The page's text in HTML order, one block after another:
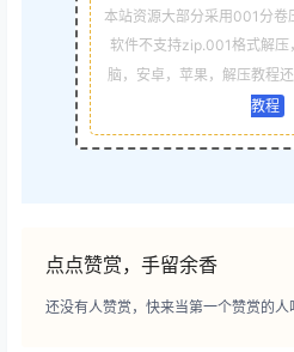
本站资源大部分采用001分卷
软件不支持zip.001格式解
脑，安卓，苹果，解压教程
教程
点点赞赏，手留余香
还没有人赞赏，快来当第一个赞赏的人